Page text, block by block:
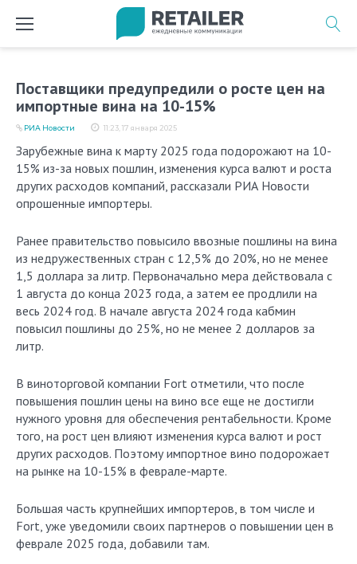
Поставщики предупредили о росте цен на
импортные вина на 10-15%
11:23, 17 января 2025
РИА Новости
Зарубежные вина к марту 2025 года подорожают на 10-
15% из-за новых пошлин, изменения курса валют и роста
других расходов компаний, рассказали РИА Новости
опрошенные импортеры.
Ранее правительство повысило ввозные пошлины на вина
из недружественных стран с 12,5% до 20%, но не менее
1,5 доллара за литр. Первоначально мера действовала с
1 августа до конца 2023 года, а затем ее продлили на
весь 2024 год. В начале августа 2024 года кабмин
повысил пошлины до 25%, но не менее 2 долларов за
литр.
В виноторговой компании Fort отметили, что после
повышения пошлин цены на вино все еще не достигли
нужного уровня для обеспечения рентабельности. Кроме
того, на рост цен влияют изменения курса валют и рост
других расходов. Поэтому импортное вино подорожает
на рынке на 10-15% в феврале-марте.
Большая часть крупнейших импортеров, в том числе и
Fort, уже уведомили своих партнеров о повышении цен в
феврале 2025 года, добавили там.